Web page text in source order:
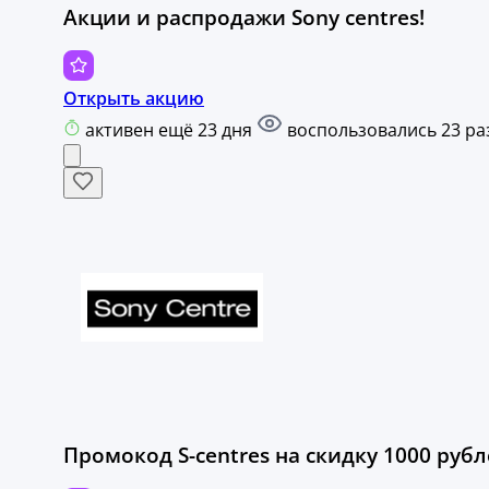
Акции и распродажи Sony centres!
Открыть акцию
активен ещё 23 дня
воспользовались 23
Промокод S-centres на скидку 1000